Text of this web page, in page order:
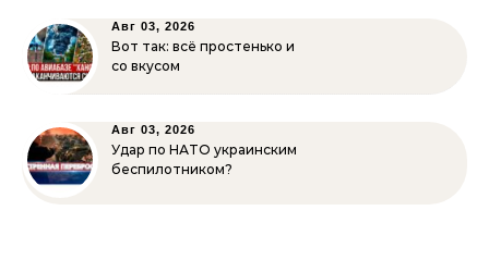
Авг 03, 2026
Вот так: всё простенько и
со вкусом
Авг 03, 2026
Удар по НАТО украинским
беспилотником?